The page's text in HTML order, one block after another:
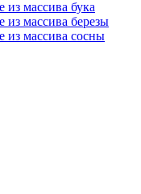
массива бука
массива березы
массива сосны